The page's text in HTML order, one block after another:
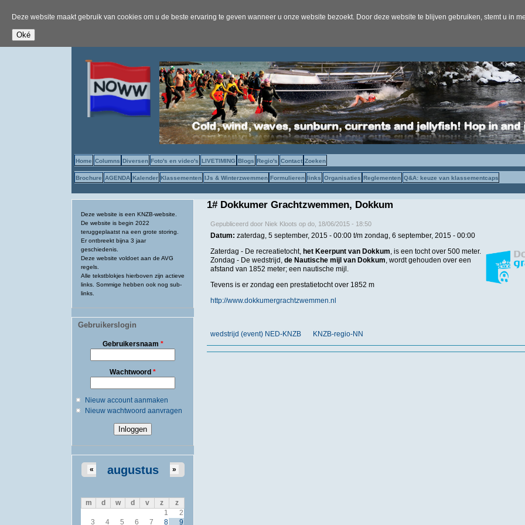
Deze website maakt gebruik van cookies om u de beste ervaring te geven wanneer u onze website bezoekt. Door deze website te blijven gebruiken, stemt u in
Home Columns Diversen Foto's en video's LIVETIMING Blogs Regio's Contact Zoeken
Brochure AGENDA Kalender Klassementen IJs & Winterzwemmen Formulieren links Organisaties Reglementen Q&A: keuze van klassementcaps
Deze website is een KNZB-website.
De website is begin 2022
teruggeplaatst na een grote storing.
Er ontbreekt bijna 3 jaar
geschiedenis.
Deze website voldoet aan de AVG
regels.
Alle tekstblokjes hierboven zijn actieve
links. Sommige hebben ook nog sub-
links.
Gebruikerslogin
Gebruikersnaam *
Wachtwoord *
Nieuw account aanmaken
Nieuw wachtwoord aanvragen
augustus
« »
m d w d v z
z
1
2
3
4 5 6 7 8
9
1# Dokkumer Grachtzwemmen, Dokkum
Gepubliceerd door Niek Kloots op do, 18/06/2015 - 18:50
Datum: zaterdag, 5 september, 2015 - 00:00t/m zondag, 6 september, 2015 - 00:00
Zaterdag - De recreatietocht, het Keerpunt van Dokkum, is een tocht over 500 meter.
Zondag - De wedstrijd, de Nautische mijl van Dokkum, wordt gehouden over een
afstand van 1852 meter; een nautische mijl.
Tevens is er zondag een prestatietocht over 1852 m
http://www.dokkumergrachtzwemmen.nl
wedstrijd (event) NED-KNZB KNZB-regio-NN